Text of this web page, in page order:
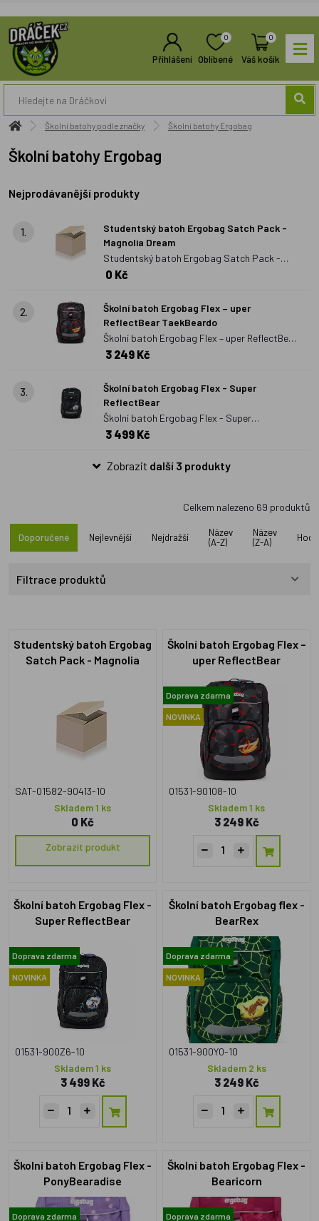
Přihlášení
0
Oblíbené
0
Váš košík
Školní batohy podle značky Školní batohy Ergobag
Školní batohy Ergobag
Nejprodávanější produkty
1.
Studentský batoh Ergobag Satch Pack -
Magnolia Dream
Studentský batoh Ergobag Satch Pack -
Magnolia Dream
0 Kč
2.
Školní batoh Ergobag Flex – uper
ReflectBear TaekBeardo
Školní batoh Ergobag Flex – uper ReflectBear
TaekBeardo
3 249 Kč
3.
Školní batoh Ergobag Flex - Super
ReflectBear
Školní batoh Ergobag Flex - Super
ReflectBear
3 499 Kč
Zobrazit další 3 produkty
Celkem nalezeno 69 produktů
Doporučené Nejlevnější Nejdražší
Název
(A-Z)
Název
(Z-A)
Filtrace produktů
Studentský batoh Ergobag
Satch Pack - Magnolia
SAT-01582-90413-10
Skladem 1 ks
0 Kč
Zobrazit produkt
Školní batoh Ergobag Flex –
uper ReflectBear
TaekBeardo
Doprava zdarma
NOVINKA
01531-90108-10
Skladem 1 ks
3 249 Kč
Školní batoh Ergobag Flex -
Super ReflectBear
Doprava zdarma
NOVINKA
01531-900Z6-10
Skladem 1 ks
3 499 Kč
Školní batoh Ergobag flex -
BearRex
Doprava zdarma
NOVINKA
01531-900Y0-10
Skladem 2 ks
3 249 Kč
Školní batoh Ergobag Flex -
PonyBearadise
Doprava zdarma
Školní batoh Ergobag Flex -
Bearicorn
Doprava zdarma